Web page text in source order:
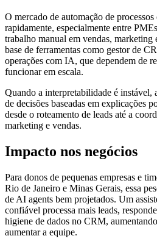
O mercado de automação de
rapidamente, especialmente entre
trabalho manual em vendas,
base de ferramentas como gestor de
operações com IA, que dependem de
funcionar em escala.
Quando a interpretabilidade é instável,
de decisões baseadas em explicações
desde o roteamento de leads até a
marketing e vendas.
Impacto nos negócios
Para donos de pequenas empresas e
Rio de Janeiro e Minas Gerais, essa
de AI agents bem projetados. Um
confiável processa mais leads,
higiene de dados no CRM,
aumentar a equipe.